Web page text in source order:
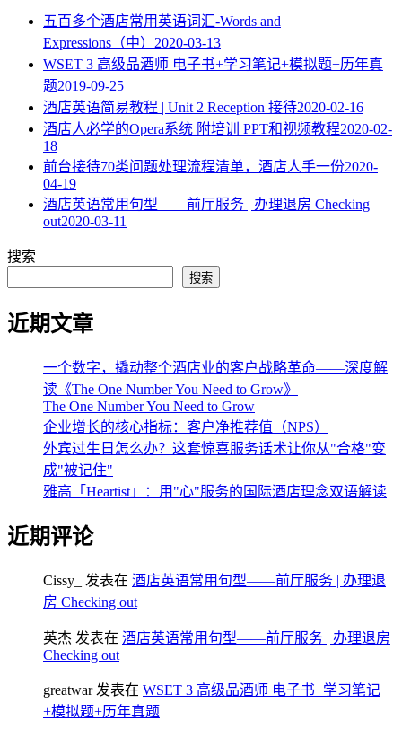
五百多个酒店常用英语词汇-Words and
Expressions（中） 2020-03-13
WSET 3 高级品酒师 电子书+学习笔记+模拟题+历年真
题2019-09-25
酒店英语简易教程 | Unit 2 Reception 接待2020-02-16
酒店人必学的Opera系统 附培训 PPT和视频教程2020-02-
18
​前台接待70类问题处理流程清单，酒店人手一份2020-
04-19
酒店英语常用句型——前厅服务 | 办理退房 Checking
out2020-03-11
搜索
搜索
近期文章
一个数字，撬动整个酒店业的客户战略革命——深度解
读《The One Number You Need to Grow》
The One Number You Need to Grow
企业增长的核心指标：客户净推荐值（NPS）
外宾过生日怎么办？这套惊喜服务话术让你从"合格"变
成"被记住"
雅高「Heartist」：用"心"服务的国际酒店理念双语解读
近期评论
Cissy_ 发表在 酒店英语常用句型——前厅服务 | 办理退
房 Checking out
英杰 发表在 酒店英语常用句型——前厅服务 | 办理退房
Checking out
greatwar发表在 WSET 3 高级品酒师 电子书+学习笔记
+模拟题+历年真题